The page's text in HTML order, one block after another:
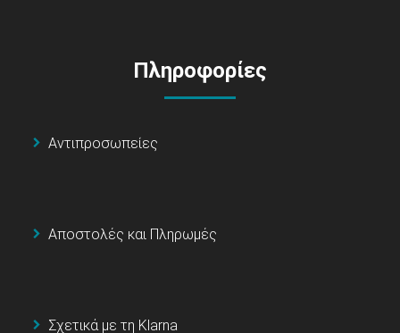
Πληροφορίες
Αντιπροσωπείες
Αποστολές και Πληρωμές
Σχετικά με τη Klarna